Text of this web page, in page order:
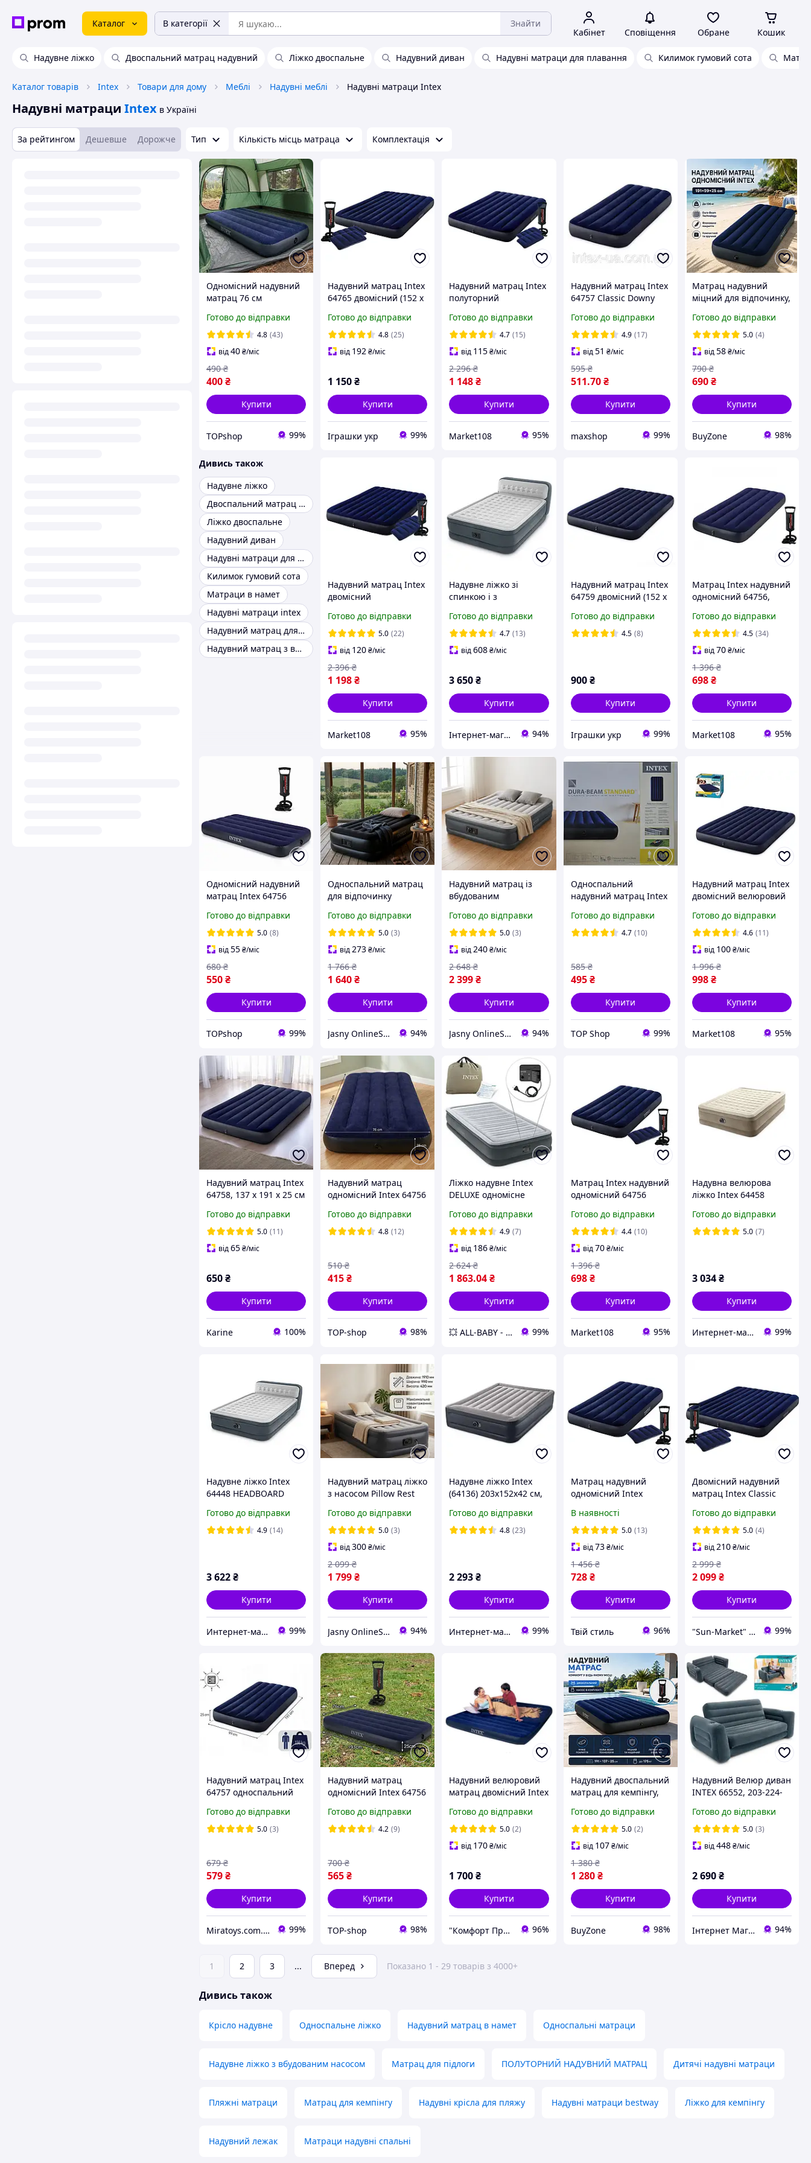
Каталог В категорії Знайти
Кабінет Сповіщення Обране Кошик
Надувне ліжко Двоспальний матрац надувний Ліжко двоспальне Надувний диван Надувні матраци для плавання Килимок гумовий сота
Каталог товарів Intex Товари для дому Меблі Надувні меблі Надувні матраци Intex
Надувні матраци Intex в Україні
За рейтингом Дешевше Дорожче Тип Кількість місць матраца Комплектація
Одномісний надувний
матрац 76 см
надувний матрац
інтекс Надувний
одномісний матрац
Intex 64756
Готово до відправки
4.8 (43)
від40₴/міс
400₴
490 ₴
Купити
TOPshop 99%
Надувний матрац Intex
64765 двомісний (152 х
подушками та насосом
Готово до відправки
4.8 (25)
від 192₴/міс
1 150₴
Купити
Іграшки укр 99%
Надувний матрац Intex
полуторний
сну 137х191х25 см
64758 з насосом + 2
подушки
Готово до відправки
4.7 (15)
від 115₴/міс
1 148₴
2 296 ₴
Купити
Market108 95%
Надувний матрац Intex
64757 Classic Downy
Готово до відправки
4.9 (17)
від51 ₴/міс
511.70 ₴
595 ₴
Купити
maxshop 99%
Матрац надувний
міцний для відпочинку,
матрац для сну
високий, надувний
односпальний матрац
для плавання 191*99
Готово до відправки
5.0 (4)
від58₴/міс
690₴
790 ₴
Купити
BuyZone 98%
Дивись також
Надувне ліжко
Двоспальний матрац надувний
Ліжко двоспальне
Надувний диван
Надувні матраци для плавання
Килимок гумовий сота
Матраци в намет
Надувні матраци intex
Надувний матрац для сну
Надувний матрац з вбудованим насосом
Надувний матрац Intex
двомісний
велюровий для сну
152х203х25 см з 2
подушками та насосом
64765
Готово до відправки
5.0 (22)
від 120₴/міс
1 198₴
2 396 ₴
Купити
Market108 95%
Надувне ліжко зі
спинкою і з
насосом (152*236*86
см) Intex 64448
Готово до відправки
4.7 (13)
від608₴/міс
3 650₴
Купити
Інтернет-магазин "Fortuna" 94%
Надувний матрац Intex
64759 двомісний (152 х
Готово до відправки
4.5 (8)
900 ₴
Купити
Іграшки укр 99%
Матрац Intex надувний
одномісний 64756,
односпальний
76х191х25 см Ручний
насос Intex
Готово до відправки
4.5 (34)
від70₴/міс
698₴
1 396 ₴
Купити
Market108 95%
Одномісний надувний
матрац Intex 64756
ручним насосом
Готово до відправки
5.0 (8)
від55₴/міс
550₴
680 ₴
Купити
TOPshop 99%
Односпальний матрац
для відпочинку
вбудованим
електричним насосом
Надувний матрац Intex
Готово до відправки
5.0 (3)
від273₴/міс
1 640₴
1 766 ₴
Купити
Jasny OnlineShop - Незламні бо єдині 94%
Надувний матрац із
вбудованим
Надувні матраци Intex
203 x 152 x 42 см
двомісний
Готово до відправки
5.0 (3)
від240₴/міс
2 399₴
2 648 ₴
Купити
Jasny OnlineShop - Незламні бо єдині 94%
Односпальний
надувний матрац Intex
односпальний матрац
широкий 99*191*25 см
Готово до відправки
4.7 (10)
495 ₴
585 ₴
Купити
TOP Shop 99%
Надувний матрац Intex
двомісний велюровий
двоспальний
152х203х25 см 64759
Готово до відправки
4.6 (11)
від 100₴/міс
998₴
1 996 ₴
Купити
Market108 95%
Надувний матрац Intex
64758, 137 x 191 x 25 см
Готово до відправки
5.0 (11)
від65₴/міс
650₴
Купити
Karine 100%
Надувний матрац
одномісний Intex 64756
велюровий матрац
Інтекс для сну та
Готово до відправки
4.8 (12)
415₴
510 ₴
Купити
TOP-shop 98%
Ліжко надувне Intex
DELUXE одномісне
з вбудованим насосом
220
Готово до відправки
4.9 (7)
від 186₴/міс
1 863.04₴
2 624 ₴
Купити
💥 ALL-BABY - інтернет - магазин товарів для дітей 99%
Матрац Intex надувний
одномісний 64756
односпальний
76х191х25 см з насосом
+ подушка
Готово до відправки
4.4 (10)
від70 ₴/міс
698 ₴
1 396 ₴
Купити
Market108 95%
Надувна велюрова
ліжко Intex 64458
електро-насосом
Готово до відправки
5.0 (7)
3 034₴
Купити
Интернет-магазин "Intex-ua" 99%
Надувне ліжко Intex
64448 HEADBOARD
см зі спинкою,
вбудований насос 220
Готово до відправки
4.9 (14)
3 622₴
Купити
Интернет-магазин "Intex-ua" 99%
Надувний матрац ліжко
з насосом Pillow Rest
Односпальний матрац
для відпочинку
191х99х42 см
Готово до відправки
5.0 (3)
від300₴/міс
1 799₴
2 099 ₴
Купити
Jasny OnlineShop - Незламні бо єдині 94%
Надувне ліжко Intex
(64136) 203х152х42 см,
насосом 220 В
Готово до відправки
4.8 (23)
2 293₴
Купити
Интернет-магазин "Intex-ua" 99%
Матрац надувний
одномісний Intex
велюровий 64757
99х191х25 см з насосом
ручним + подушка
В наявності
5.0 (13)
від73 ₴/міс
728 ₴
1 456 ₴
Купити
Твій стиль 96%
Двомісний надувний
матрац Intex Classic
подушками і ручним
насосом 183 x 203 x 25
см Синій
Готово до відправки
5.0 (4)
від210₴/міс
2 099₴
2 999 ₴
Купити
"Sun-Market" інтернет-магазин 99%
Надувний матрац Intex
64757 односпальний
велюровий,
одномісний
Готово до відправки
5.0 (3)
579₴
679 ₴
Купити
Miratoys.com.ua - МІРАТОЙС 99%
Надувний матрац
одномісний Intex 64756
ручним насосом, синій
велюровий матрац
Готово до відправки
4.2 (9)
565₴
700 ₴
Купити
TOP-shop 98%
Надувний велюровий
матрац двомісний Іntex
синій
Готово до відправки
5.0 (2)
від 170₴/міс
1 700₴
Купити
"Комфорт Продукт" 96%
Надувний двоспальний
матрац для кемпінгу,
матрац для плавання
Blus, великий
надувний матрац для
сну вдома
Готово до відправки
5.0 (2)
від 107 ₴/міс
1 280 ₴
1 380 ₴
Купити
BuyZone 98%
Надувний Велюр диван
INTEX 66552, 203-224-
підсклянники
Готово до відправки
5.0 (3)
від448₴/міс
2 690₴
Купити
Інтернет Магазин "Мандарин" 94%
1 2 3 ... Вперед Показано 1 - 29 товарів з 4000+
Дивись також
Крісло надувне Односпальне ліжко Надувний матрац в намет Односпальні матраци
Надувне ліжко з вбудованим насосом Матрац для підлоги ПОЛУТОРНИЙ НАДУВНИЙ МАТРАЦ Дитячі надувні матраци
Пляжні матраци Матрац для кемпінгу Надувні крісла для пляжу Надувні матраци bestway Ліжко для кемпінгу
Надувний лежак Матраци надувні спальні